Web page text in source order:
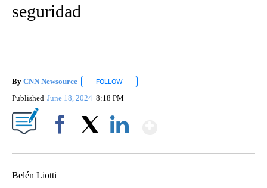
seguridad
By CNN Newsource FOLLOW
Published June 18, 2024 8:18 PM
Belén Liotti